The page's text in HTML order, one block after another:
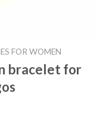
FOR WOMEN
bracelet for